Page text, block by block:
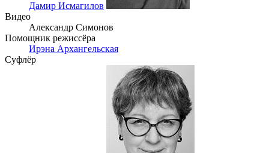
Дамир Исмагилов
Видео
Александр Симонов
Помощник режиссёра
Ирэна Архангельская
Суфлёр